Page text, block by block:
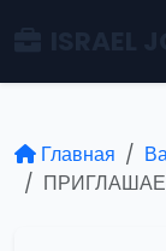
Главная